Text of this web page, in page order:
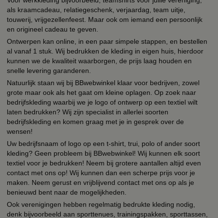
als kraamcadeau, relatiegeschenk, verjaardag, team uitje,
touwerij, vrijgezellenfeest. Maar ook om iemand een persoonlijk
en origineel cadeau te geven.
Ontwerpen kan online, in een paar simpele stappen, en bestellen
al vanaf 1 stuk. Wij bedrukken de kleding in eigen huis, hierdoor
kunnen we de kwaliteit waarborgen, de prijs laag houden en
snelle levering garanderen.
Natuurlijk staan wij bij BBwebwinkel klaar voor bedrijven, zowel
grote maar ook als het gaat om kleine oplagen. Op zoek naar
bedrijfskleding waarbij we je logo of ontwerp op een textiel wilt
laten bedrukken? Wij zijn specialist in allerlei soorten
bedrijfskleding en komen graag met je in gesprek over de
wensen!
Uw bedrijfsnaam of logo op een t-shirt, trui, polo of ander soort
kleding? Geen probleem bij BBwebwinkel! Wij kunnen elk soort
textiel voor je bedrukken! Neem bij grotere aantallen altijd even
contact met ons op! Wij kunnen dan een scherpe prijs voor je
maken. Neem gerust en vrijblijvend contact met ons op als je
benieuwd bent naar de mogelijkheden.
Ook verenigingen hebben regelmatig bedrukte kleding nodig,
denk bijvoorbeeld aan sporttenues, trainingspakken, sporttassen,